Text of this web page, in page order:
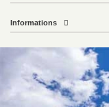
Informations